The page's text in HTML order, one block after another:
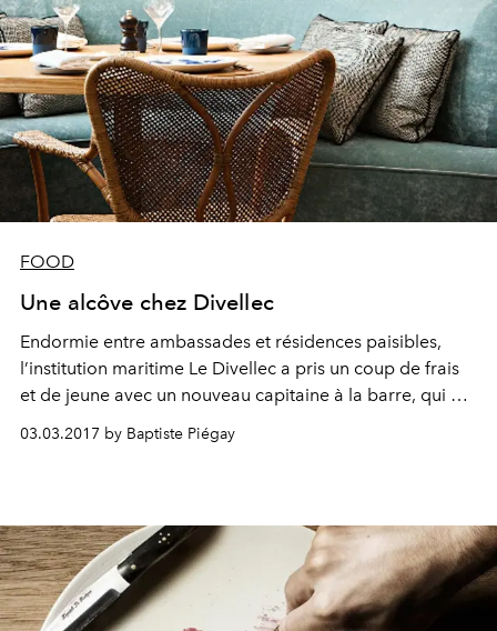
FOOD
Une alcôve chez Divellec
Endormie entre ambassades et résidences paisibles,
l’institution maritime Le Divellec a pris un coup de frais
et de jeune avec un nouveau capitaine à la barre, qui a
rebaptisé son navire.
03.03.2017 by Baptiste Piégay